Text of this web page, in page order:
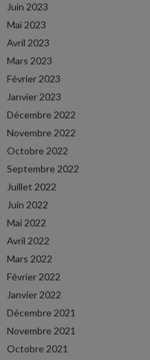
Juin 2023
Mai 2023
Avril 2023
Mars 2023
Février 2023
Janvier 2023
Décembre 2022
Novembre 2022
Octobre 2022
Septembre 2022
Juillet 2022
Juin 2022
Mai 2022
Avril 2022
Mars 2022
Février 2022
Janvier 2022
Décembre 2021
Novembre 2021
Octobre 2021